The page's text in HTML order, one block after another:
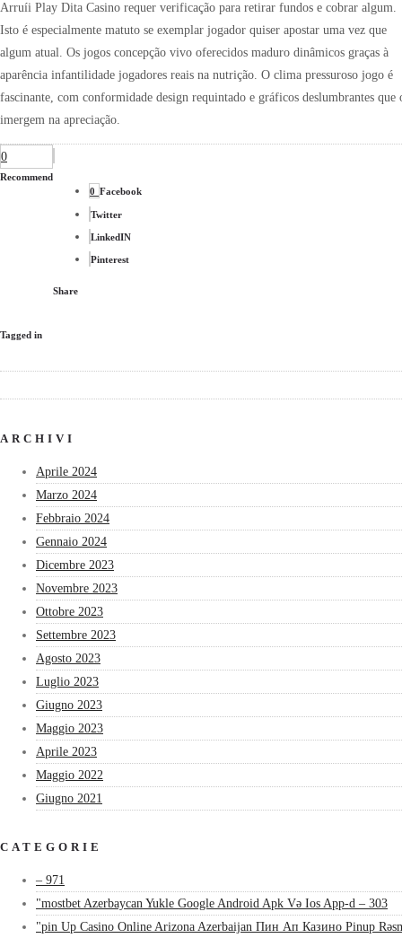
Arruíi Play Dita Casino requer verificação para retirar fundos e cobrar algum.
Isto é especialmente matuto se exemplar jogador quiser apostar uma vez que
algum atual. Os jogos concepção vivo oferecidos maduro dinâmicos graças à
aparência infantilidade jogadores reais na nutrição. O clima pressuroso jogo é
fascinante, com conformidade design requintado e gráficos deslumbrantes que
imergem na apreciação.
0
Recommend
0 Facebook
Twitter
LinkedIN
Pinterest
Share
Tagged in
ARCHIVI
Aprile 2024
Marzo 2024
Febbraio 2024
Gennaio 2024
Dicembre 2023
Novembre 2023
Ottobre 2023
Settembre 2023
Agosto 2023
Luglio 2023
Giugno 2023
Maggio 2023
Aprile 2023
Maggio 2022
Giugno 2021
CATEGORIE
– 971
"mostbet Azerbaycan Yukle Google Android Apk Və Ios App-d – 303
"pin Up Casino Online Arizona Azerbaijan Пин Ап Казино Pinup